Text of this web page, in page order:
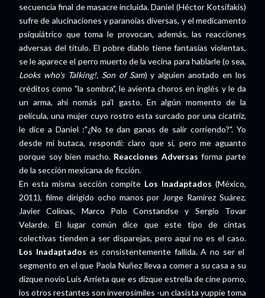
secuencia final de masacre incluida. Daniel (Héctor Kotsifakis)
sufre de alucinaciones y paranoias diversas, y el medicamento
psiquiátrico que toma le provocan, además, las reacciones
adversas del título. El pobre diablo tiene fantasías violentas,
se le aparece el perro muerto de la vecina para hablarle (o sea,
Looks who's Talking!, Son of Sam) y alguien anotado en los
créditos como "la sombra", le avienta choros en inglés y le da
un arma, ahí nomás pa'l gasto. En algún momento de la
película, una mujer cuyo rostro esta surcado por una cicatriz,
le dice a Daniel :"¿No te dan ganas de salir corriendo?". Yo
desde mi butaca, respondí: claro que sí, pero me aguanto
porque soy bien macho. Reacciones Adversas forma parte
de la sección mexicana de ficción.
En esta misma sección compite Los Inadaptados (México,
2011), filme dirigido ocho manos por Jorge Ramírez Suárez,
Javier Colinas, Marco Polo Constandse y Sergio Tovar
Velarde. El lugar común dice que este tipo de cintas
colectivas tienden a ser disparejas, pero aquí no es el caso.
Los Inadaptados es consistentemente fallida. A no ser el
segmento en el que Paola Nuñez lleva a comer a su casa a su
dizque novio Luis Arrieta que es dizque estrella de cine porno,
los otros restantes son inverosímiles -un clasista yuppie toma